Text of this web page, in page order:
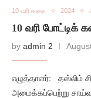
10 வரி கதை 2024
10 வரி போட்டிக்
by admin 2
எழுத்தாளர்: தஸ்லிம்
அமைக்கப்பெற்று